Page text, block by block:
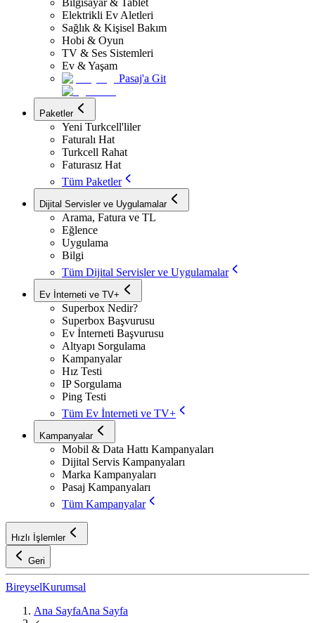
Bilgisayar & Tablet
Elektrikli Ev Aletleri
Sağlık & Kişisel Bakım
Hobi & Oyun
TV & Ses Sistemleri
Ev & Yaşam
Pasaj'a Git
Paketler
Yeni Turkcell'liler
Faturalı Hat
Turkcell Rahat
Faturasız Hat
Tüm Paketler
Dijital Servisler ve Uygulamalar
Arama, Fatura ve TL
Eğlence
Uygulama
Bilgi
Tüm Dijital Servisler ve Uygulamalar
Ev İnterneti ve TV+
Superbox Nedir?
Superbox Başvurusu
Ev İnterneti Başvurusu
Altyapı Sorgulama
Kampanyalar
Hız Testi
IP Sorgulama
Ping Testi
Tüm Ev İnterneti ve TV+
Kampanyalar
Mobil & Data Hattı Kampanyaları
Dijital Servis Kampanyaları
Marka Kampanyaları
Pasaj Kampanyaları
Tüm Kampanyalar
Hızlı İşlemler
Geri
BireyselKurumsal
Ana SayfaAna Sayfa